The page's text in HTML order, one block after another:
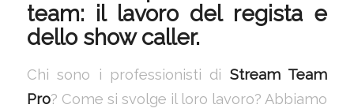
team: il lavoro del regista e
dello show caller.
Chi sono i professionisti di Stream Team
Pro? Come si svolge il loro lavoro? Abbiamo